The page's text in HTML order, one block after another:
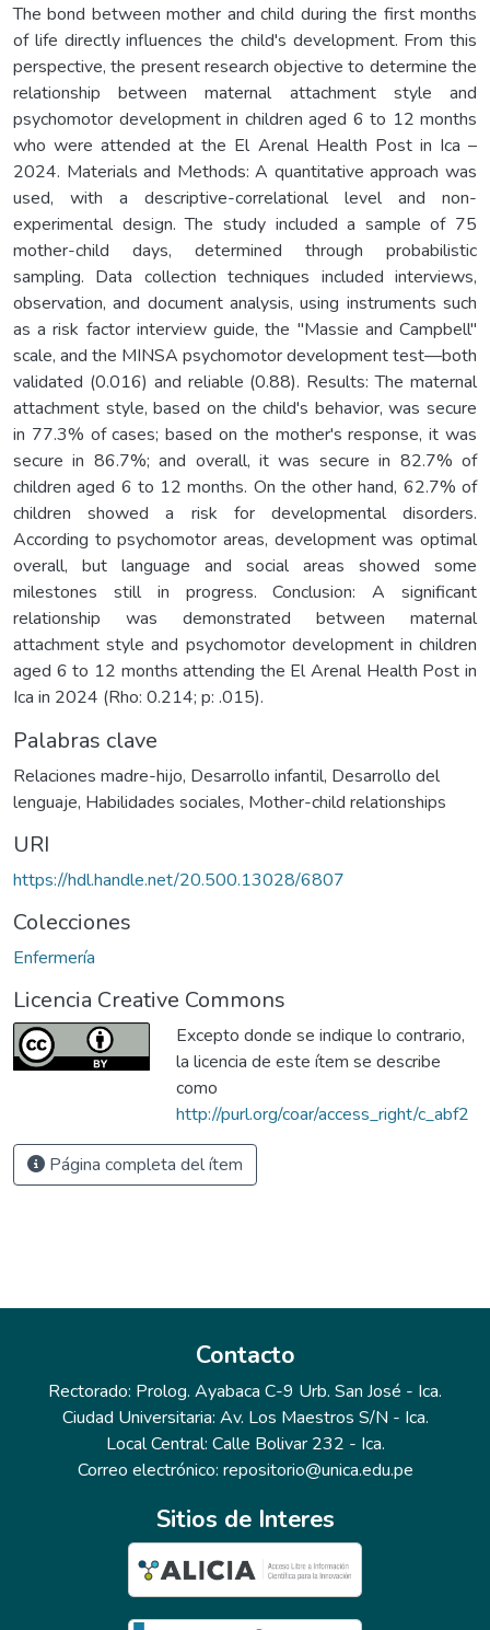
The bond between mother and child during the first months
of life directly influences the child's development. From this
perspective, the present research objective to determine the
relationship between maternal attachment style and
psychomotor development in children aged 6 to 12 months
who were attended at the El Arenal Health Post in Ica –
2024. Materials and Methods: A quantitative approach was
used, with a descriptive-correlational level and non-
experimental design. The study included a sample of 75
mother-child days, determined through probabilistic
sampling. Data collection techniques included interviews,
observation, and document analysis, using instruments such
as a risk factor interview guide, the "Massie and Campbell"
scale, and the MINSA psychomotor development test—both
validated (0.016) and reliable (0.88). Results: The maternal
attachment style, based on the child's behavior, was secure
in 77.3% of cases; based on the mother's response, it was
secure in 86.7%; and overall, it was secure in 82.7% of
children aged 6 to 12 months. On the other hand, 62.7% of
children showed a risk for developmental disorders.
According to psychomotor areas, development was optimal
overall, but language and social areas showed some
milestones still in progress. Conclusion: A significant
relationship was demonstrated between maternal
attachment style and psychomotor development in children
aged 6 to 12 months attending the El Arenal Health Post in
Ica in 2024 (Rho: 0.214; p: .015).
Palabras clave
Relaciones madre-hijo, Desarrollo infantil, Desarrollo del
lenguaje, Habilidades sociales, Mother-child relationships
URI
https://hdl.handle.net/20.500.13028/6807
Colecciones
Enfermería
Licencia Creative Commons
Excepto donde se indique lo contrario,
la licencia de este ítem se describe
como
http://purl.org/coar/access_right/c_abf2
Página completa del ítem
Contacto
Rectorado: Prolog. Ayabaca C-9 Urb. San José - Ica.
Ciudad Universitaria: Av. Los Maestros S/N - Ica.
Local Central: Calle Bolivar 232 - Ica.
Correo electrónico: repositorio@unica.edu.pe
Sitios de Interes